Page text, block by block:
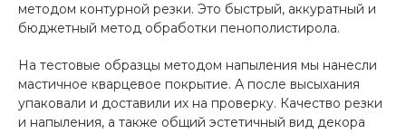
методом контурной резки. Это быстрый, аккуратный и
бюджетный метод обработки пенополистирола.
На тестовые образцы методом напыления мы нанесли
мастичное кварцевое покрытие. А после высыхания
упаковали и доставили их на проверку. Качество резки
и напыления, а также общий эстетичный вид декора